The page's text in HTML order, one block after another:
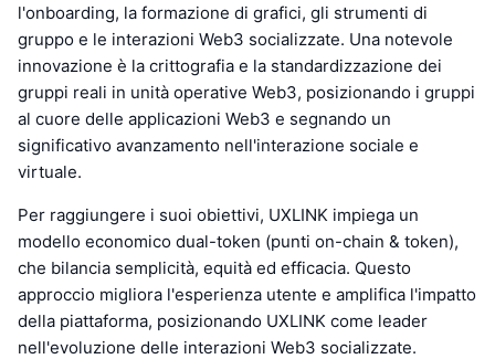
l'onboarding, la formazione di grafici, gli strumenti di
gruppo e le interazioni Web3 socializzate. Una notevole
innovazione è la crittografia e la standardizzazione dei
gruppi reali in unità operative Web3, posizionando i gruppi
al cuore delle applicazioni Web3 e segnando un
significativo avanzamento nell'interazione sociale e
virtuale.
Per raggiungere i suoi obiettivi, UXLINK impiega un
modello economico dual-token (punti on-chain & token),
che bilancia semplicità, equità ed efficacia. Questo
approccio migliora l'esperienza utente e amplifica l'impatto
della piattaforma, posizionando UXLINK come leader
nell'evoluzione delle interazioni Web3 socializzate.